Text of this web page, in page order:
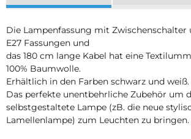
Die Lampenfassung mit Zwischenschalter
E27 Fassungen und
das 180 cm lange Kabel hat eine
100% Baumwolle.
Erhältlich in den Farben schwarz und weiß.
Das perfekte unentbehrliche Zubehör um
selbstgestaltete Lampe (zB. die neue
Lamellenlampe) zum Leuchten zu bringen.